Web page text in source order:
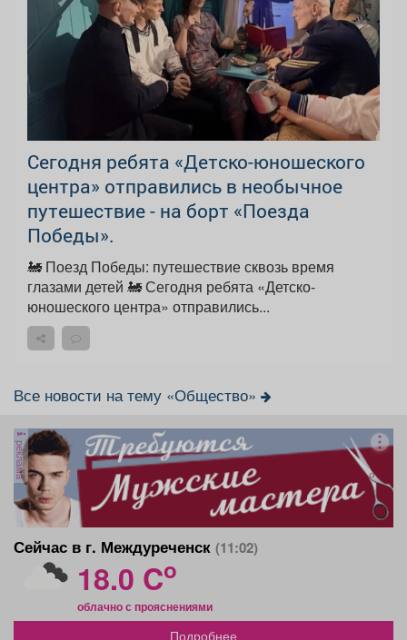
Сегодня ребята «Детско-юношеского
центра» отправились в необычное
путешествие - на борт «Поезда
Победы».
🚂 Поезд Победы: путешествие сквозь время
глазами детей 🚂 Сегодня ребята «Детско-
юношеского центра» отправились...
Все новости на тему «Общество»
реклама
Сейчас в г. Междуреченск (11:02)
18.0 Co
облачно с прояснениями
Подробнее